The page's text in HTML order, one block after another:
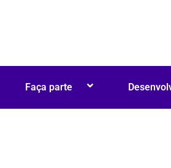
Faça parte